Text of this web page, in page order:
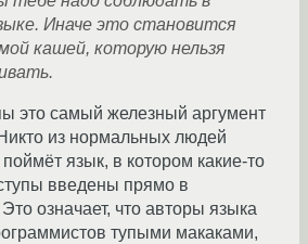
Иначе это становится
кашей, которую нельзя
это самый железный аргумент
из нормальных людей
поймёт язык, в котором какие-то
введены прямо в
означает, что авторы языка
тупыми макаками,